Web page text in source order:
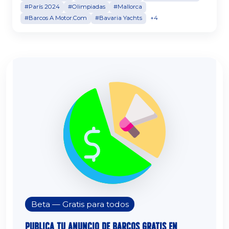
#París 2024
#Olimpiadas
#Mallorca
#Barcos A Motor.Com
#Bavaria Yachts +4
Beta — Gratis para todos
Publica tu Anuncio de Barcos Gratis en